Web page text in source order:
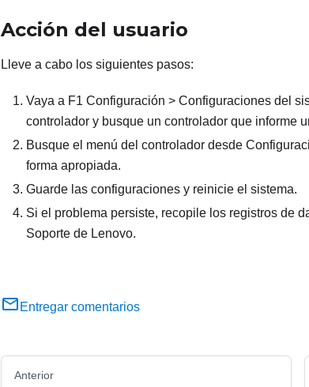
Acción del usuario
Lleve a cabo los siguientes pasos:
Vaya a F1 Configuración > Configuraciones del
controlador y busque un controlador que informe
Busque el menú del controlador desde
forma apropiada.
Guarde las configuraciones y reinicie el sistema.
Si el problema persiste, recopile los registros de
Soporte de Lenovo.
Entregar comentarios
Anterior